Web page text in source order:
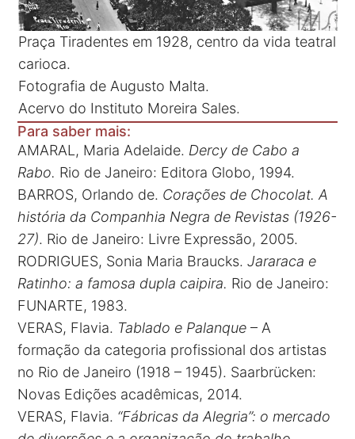
Praça Tiradentes em 1928, centro da vida teatral
carioca.
Fotografia de Augusto Malta.
Acervo do Instituto Moreira Sales.
Para saber mais:
AMARAL, Maria Adelaide. Dercy de Cabo a
Rabo. Rio de Janeiro: Editora Globo, 1994.
BARROS, Orlando de. Corações de Chocolat. A
história da Companhia Negra de Revistas (1926-
27). Rio de Janeiro: Livre Expressão, 2005.
RODRIGUES, Sonia Maria Braucks.Jararaca e
Ratinho: a famosa dupla caipira. Rio de Janeiro:
FUNARTE, 1983.
VERAS, Flavia. Tablado e Palanque – A
formação da categoria profissional dos artistas
no Rio de Janeiro (1918 – 1945). Saarbrücken:
Novas Edições acadêmicas, 2014.
VERAS, Flavia. “Fábricas da Alegria”: o mercado